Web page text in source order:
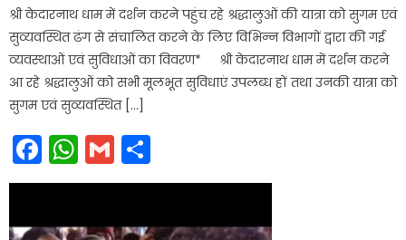
श्री केदारनाथ धाम में दर्शन करने पहुंच रहे श्रद्धालुओं की यात्रा को सुगम एवं
सुव्यवस्थित ढंग से संचालित करने के लिए विभिन्न विभागों द्वारा की गई
व्यवस्थाओं एवं सुविधाओं का विवरण* श्री केदारनाथ धाम में दर्शन करने
आ रहे श्रद्धालुओं को सभी मूलभूत सुविधाएं उपलब्ध हों तथा उनकी यात्रा को
सुगम एवं सुव्यवस्थित […]
Facebook
WhatsApp
Gmail